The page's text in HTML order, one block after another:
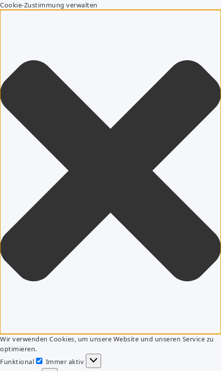
Cookie-Zustimmung verwalten
Wir verwenden Cookies, um unsere Website und unseren Service zu
optimieren.
Funktional
Funktional
Immer aktiv